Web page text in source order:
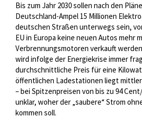
Bis zum Jahr 2030 sollen nach den
Deutschland-Ampel 15 Millionen
deutschen Straßen unterwegs sein,
EU in Europa keine neuen Autos mehr
Verbrennungsmotoren verkauft
wird infolge der Energiekrise immer
durchschnittliche Preis für eine
öffentlichen Ladestationen liegt
– bei Spitzenpreisen von bis zu 94
unklar, woher der „saubere“ Strom
kommen soll.